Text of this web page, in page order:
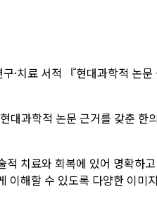
·치료 서적 『현대과학적 논
과학적 논문 근거를 갖춘 한
치료와 회복에 있어 명확하
해할 수 있도록 다양한 이미